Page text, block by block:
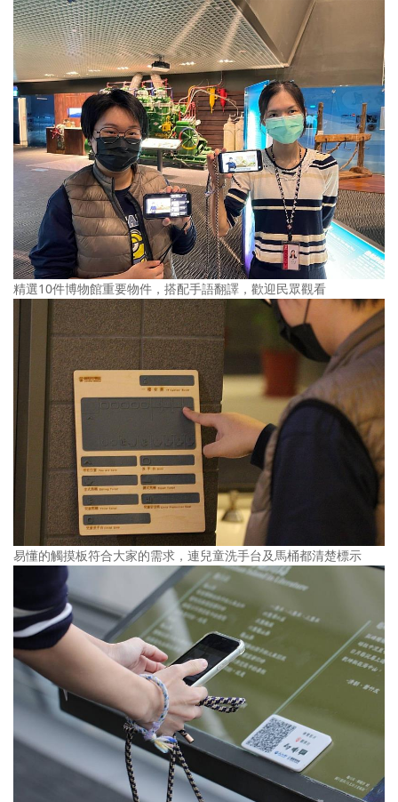
精選10件博物館重要物件，搭配手語翻譯，歡迎民眾觀看
易懂的觸摸板符合大家的需求，連兒童洗手台及馬桶都清楚標示